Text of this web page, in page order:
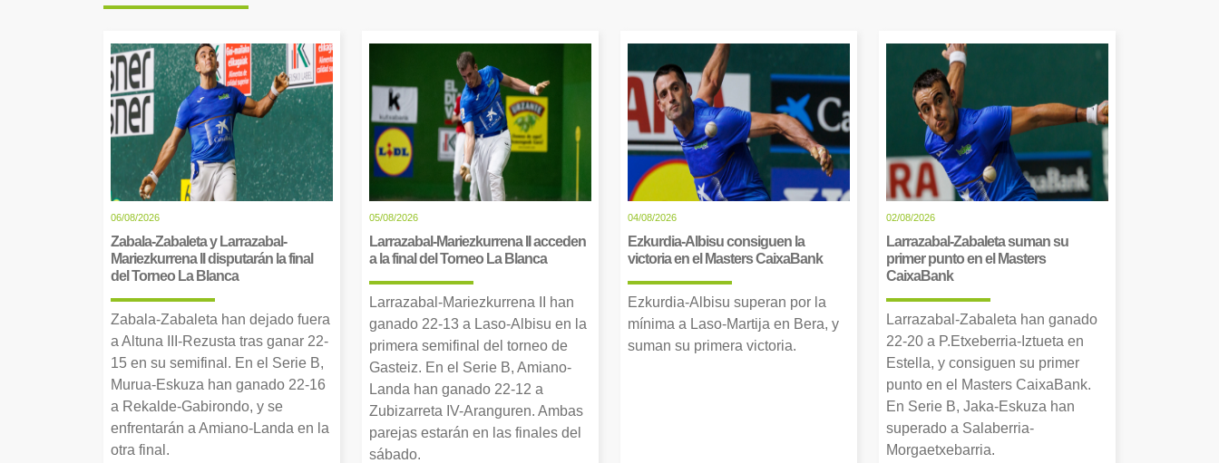
06/08/2026
Zabala-Zabaleta y Larrazabal-
Mariezkurrena II disputarán la final
del Torneo La Blanca
Zabala-Zabaleta han dejado fuera
a Altuna III-Rezusta tras ganar 22-
15 en su semifinal. En el Serie B,
Murua-Eskuza han ganado 22-16
a Rekalde-Gabirondo, y se
enfrentarán a Amiano-Landa en la
otra final.
05/08/2026
Larrazabal-Mariezkurrena II acceden
a la final del Torneo La Blanca
Larrazabal-Mariezkurrena II han
ganado 22-13 a Laso-Albisu en la
primera semifinal del torneo de
Gasteiz. En el Serie B, Amiano-
Landa han ganado 22-12 a
Zubizarreta IV-Aranguren. Ambas
parejas estarán en las finales del
sábado.
04/08/2026
Ezkurdia-Albisu consiguen la
victoria en el Masters CaixaBank
Ezkurdia-Albisu superan por la
mínima a Laso-Martija en Bera, y
suman su primera victoria.
02/08/2026
Larrazabal-Zabaleta suman su
primer punto en el Masters
CaixaBank
Larrazabal-Zabaleta han ganado
22-20 a P.Etxeberria-Iztueta en
Estella, y consiguen su primer
punto en el Masters CaixaBank.
En Serie B, Jaka-Eskuza han
superado a Salaberria-
Morgaetxebarria.